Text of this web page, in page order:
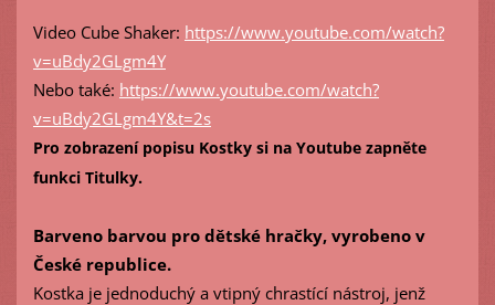
Video Cube Shaker: https://www.youtube.com/watch?
v=uBdy2GLgm4Y
Nebo také: https://www.youtube.com/watch?
v=uBdy2GLgm4Y&t=2s
Pro zobrazení popisu Kostky si na Youtube zapněte
funkci Titulky.
Barveno barvou pro dětské hračky, vyrobeno v
České republice.
Kostka je jednoduchý a vtipný chrastící nástroj, jenž